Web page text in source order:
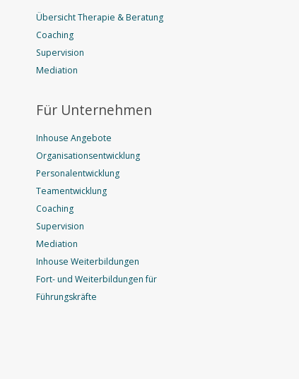
Übersicht Therapie & Beratung
Coaching
Supervision
Mediation
Für Unternehmen
Inhouse Angebote
Organisationsentwicklung
Personalentwicklung
Teamentwicklung
Coaching
Supervision
Mediation
Inhouse Weiterbildungen
Fort- und Weiterbildungen für
Führungskräfte